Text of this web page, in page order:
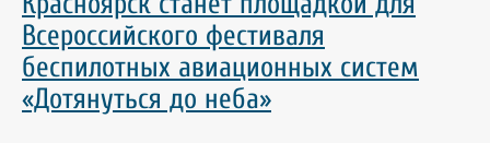
Всероссийского фестиваля
беспилотных авиационных систем
«Дотянуться до неба»